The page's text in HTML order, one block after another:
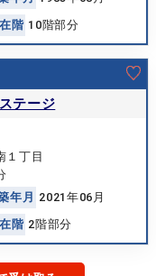
在 階 10階部分
テージ
１丁目
年 月 2021年06月
在 階 2階部分